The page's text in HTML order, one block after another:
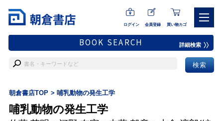
ログイン 会員登録 買い物カゴ
BOOK SEARCH 詳細検索
朝倉書店TOP 哺乳動物の発生工学
哺乳動物の発生工学